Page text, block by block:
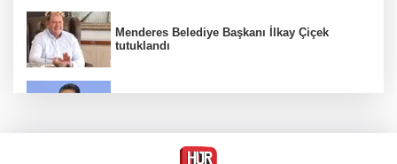
Menderes Belediye Başkanı İlkay Çiçek
tutuklandı